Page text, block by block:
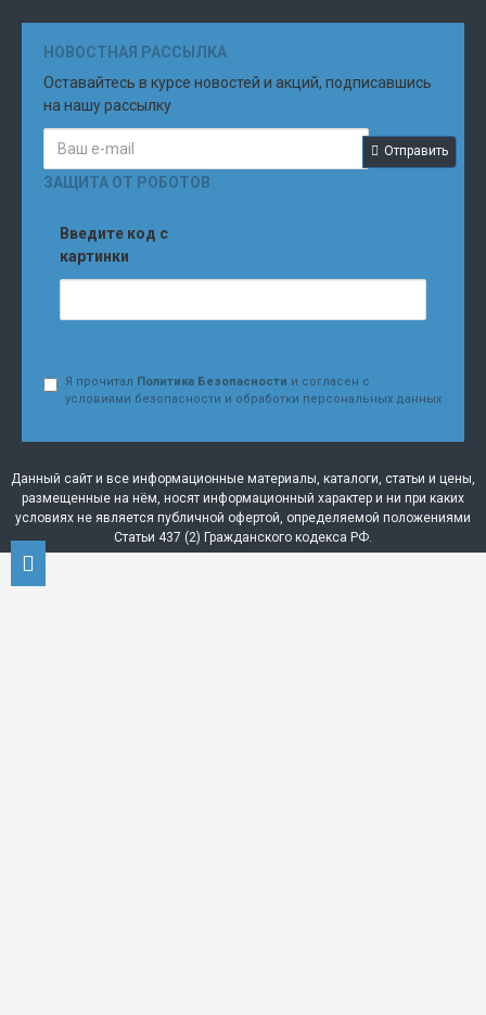
НОВОСТНАЯ РАССЫЛКА
Оставайтесь в курсе новостей и акций, подписавшись
на нашу рассылку
Отправить
ЗАЩИТА ОТ РОБОТОВ
Введите код с
картинки
Я прочитал Политика Безопасности и согласен с
условиями безопасности и обработки персональных данных
Данный сайт и все информационные материалы, каталоги, статьи и цены,
размещенные на нём, носят информационный характер и ни при каких
условиях не является публичной офертой, определяемой положениями
Статьи 437 (2) Гражданского кодекса РФ.